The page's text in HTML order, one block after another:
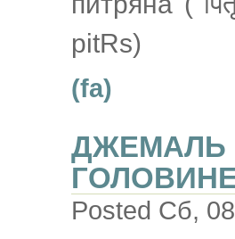
pitRs)
(fa)
ДЖЕМАЛЬ
Posted Сб,